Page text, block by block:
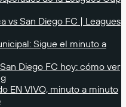
vs San Diego FC | Leagues
Sigue el minuto a
Diego FC hoy: cómo ver
EN VIVO, minuto a minuto